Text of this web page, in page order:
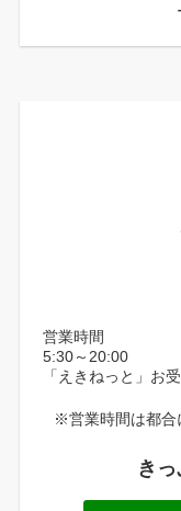
営業時間
5:30～20:00
「えきねっと」お
※営業時間は都合
き